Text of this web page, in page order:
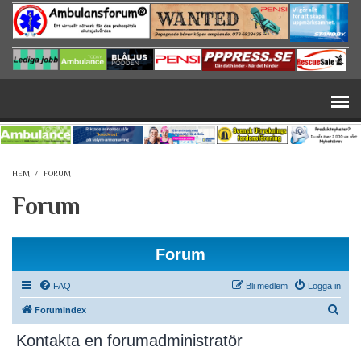
Hoppa till huvudinnehåll
HEM / FORUM
Forum